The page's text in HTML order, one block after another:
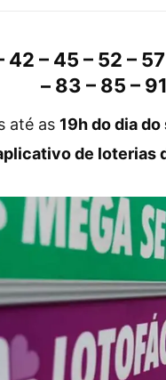
42 – 45 – 52 –
– 83 – 85 –
até as 19h do dia
de loterias